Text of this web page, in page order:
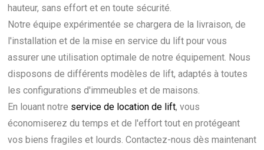
hauteur, sans effort et en toute sécurité.
Notre équipe expérimentée se chargera de la livraison, de
l'installation et de la mise en service du lift pour vous
assurer une utilisation optimale de notre équipement. Nous
disposons de différents modèles de lift, adaptés à toutes
les configurations d'immeubles et de maisons.
En louant notre service de location de lift, vous
économiserez du temps et de l'effort tout en protégeant
vos biens fragiles et lourds. Contactez-nous dès maintenant